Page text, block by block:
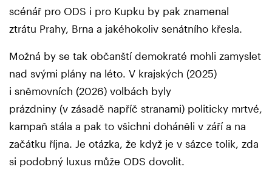
scénář pro ODS i pro Kupku by pak znamenal
ztrátu Prahy, Brna a jakéhokoliv senátního křesla.
Možná by se tak občanští demokraté mohli zamyslet
nad svými plány na léto. V krajských (2025)
i sněmovních (2026) volbách byly
prázdniny (v zásadě napříč stranami) politicky mrtvé,
kampaň stála a pak to všichni doháněli v září a na
začátku října. Je otázka, že když je v sázce tolik, zda
si podobný luxus může ODS dovolit.